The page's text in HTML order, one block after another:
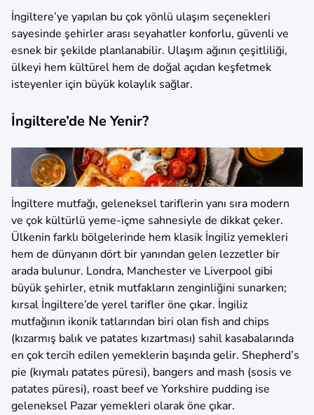
İngiltere’ye yapılan bu çok yönlü ulaşım seçenekleri
sayesinde şehirler arası seyahatler konforlu, güvenli ve
esnek bir şekilde planlanabilir. Ulaşım ağının çeşitliliği,
ülkeyi hem kültürel hem de doğal açıdan keşfetmek
isteyenler için büyük kolaylık sağlar.
İngiltere’de Ne Yenir?
İngiltere mutfağı, geleneksel tariflerin yanı sıra modern
ve çok kültürlü yeme-içme sahnesiyle de dikkat çeker.
Ülkenin farklı bölgelerinde hem klasik İngiliz yemekleri
hem de dünyanın dört bir yanından gelen lezzetler bir
arada bulunur. Londra, Manchester ve Liverpool gibi
büyük şehirler, etnik mutfakların zenginliğini sunarken;
kırsal İngiltere’de yerel tarifler öne çıkar. İngiliz
mutfağının ikonik tatlarından biri olan fish and chips
(kızarmış balık ve patates kızartması) sahil kasabalarında
en çok tercih edilen yemeklerin başında gelir. Shepherd’s
pie (kıymalı patates püresi), bangers and mash (sosis ve
patates püresi), roast beef ve Yorkshire pudding ise
geleneksel Pazar yemekleri olarak öne çıkar.